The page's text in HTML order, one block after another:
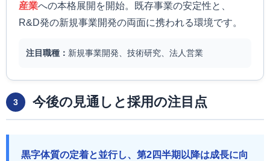
産業への本格展開を開始。既存事業の安定性と、
R&D発の新規事業開発の両面に携われる環境です。
注目職種： 新規事業開発、技術研究、法人営業
3 今後の見通しと採用の注目点
黒字体質の定着と並行し、第2四半期以降は成長に向